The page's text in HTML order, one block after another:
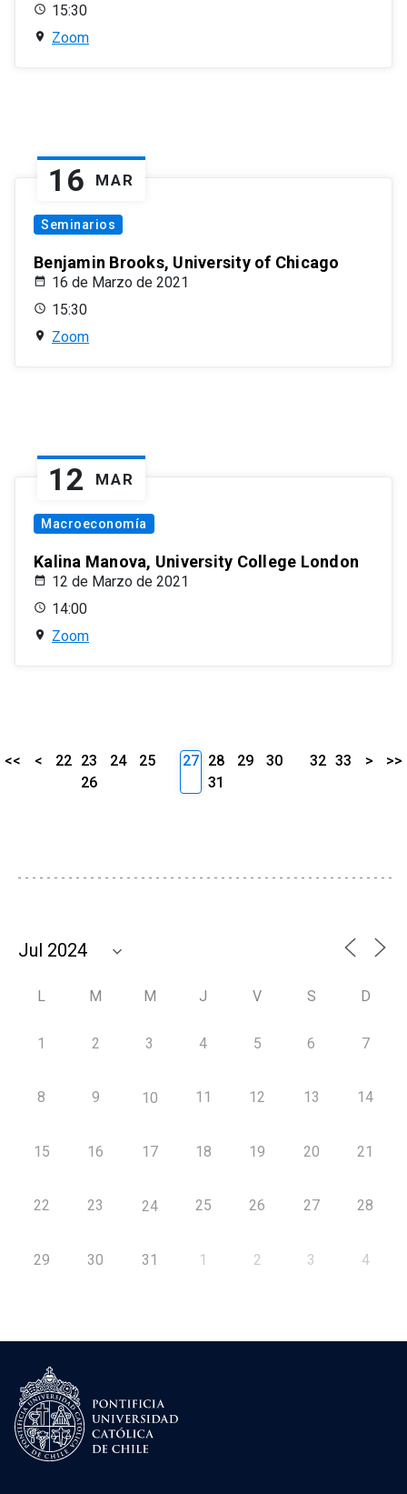
15:30
Zoom
16 MAR
Seminarios
Benjamin Brooks, University of Chicago
16 de Marzo de 2021
15:30
Zoom
12 MAR
Macroeconomía
Kalina Manova, University College London
12 de Marzo de 2021
14:00
Zoom
<< < 22 23 24
25
26
27 28 29
30
31
32 33 > >>
L M M J V S D
1 2 3 4 5 6 7
8 9 10 11 12 13 14
15 16 17 18 19 20 21
22 23 24 25 26 27 28
29 30 31 1 2 3 4